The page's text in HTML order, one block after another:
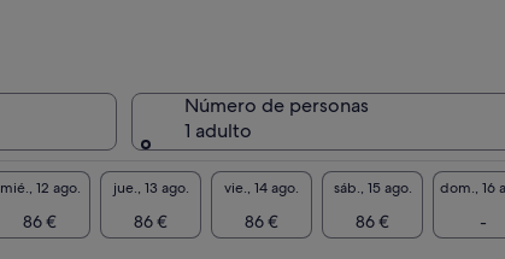
Número de personas
1 adulto
mié., 12 ago.
86 €
jue., 13 ago.
86 €
vie., 14 ago.
86 €
sáb., 15 ago.
86 €
dom., 16
-